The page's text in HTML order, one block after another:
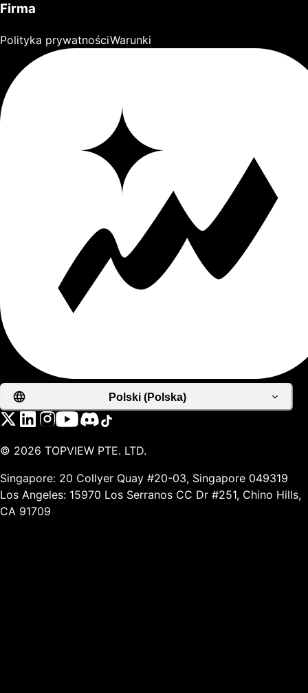
Firma
Polityka prywatnościWarunki
Polski (Polska)
© 2026 TOPVIEW PTE. LTD.
Singapore: 20 Collyer Quay #20-03, Singapore 049319
Los Angeles: 15970 Los Serranos CC Dr #251, Chino Hills,
CA 91709